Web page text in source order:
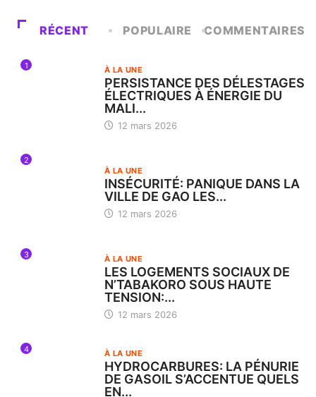
RÉCENT POPULAIRE COMMENTAIRES
1 À LA UNE
PERSISTANCE DES DÉLESTAGES
ÉLECTRIQUES À ÉNERGIE DU
MALI...
12 mars 2026
2
À LA UNE
INSÉCURITÉ: PANIQUE DANS LA
VILLE DE GAO LES...
12 mars 2026
3 À LA UNE
LES LOGEMENTS SOCIAUX DE
N’TABAKORO SOUS HAUTE
TENSION:...
12 mars 2026
4 À LA UNE
HYDROCARBURES: LA PÉNURIE
DE GASOIL S’ACCENTUE QUELS
EN...